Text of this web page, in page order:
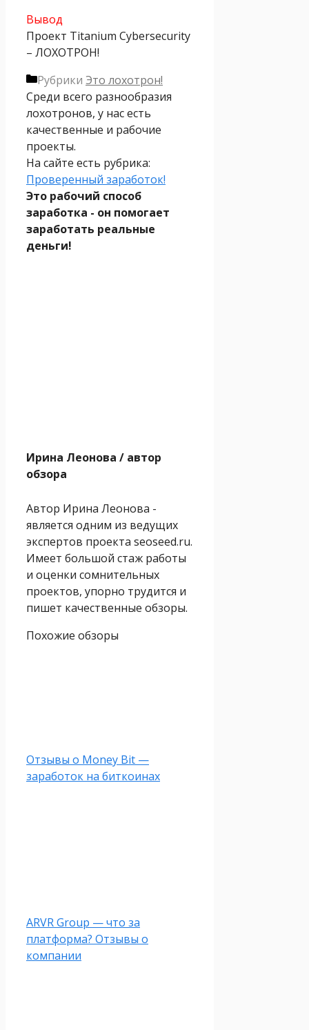
Вывод
Проект Titanium Cybersecurity
– ЛОХОТРОН!
Рубрики Это лохотрон!
Среди всего разнообразия
лохотронов, у нас есть
качественные и рабочие
проекты.
На сайте есть рубрика:
Проверенный заработок!
Это рабочий способ
заработка - он помогает
заработать реальные
деньги!
Ирина Леонова / автор
обзора
Автор Ирина Леонова -
является одним из ведущих
экспертов проекта seoseed.ru.
Имеет большой стаж работы
и оценки сомнительных
проектов, упорно трудится и
пишет качественные обзоры.
Похожие обзоры
Отзывы о Money Bit —
заработок на биткоинах
ARVR Group — что за
платформа? Отзывы о
компании